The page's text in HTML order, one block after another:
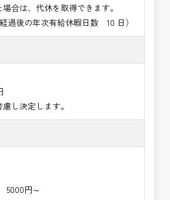
合は、代休を取得できます。
過後の年次有給休暇日数 10 日）
し決定します。
円～